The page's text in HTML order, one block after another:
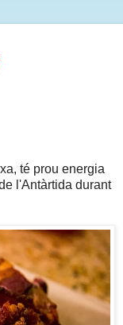
té prou energia
l'Antàrtida durant